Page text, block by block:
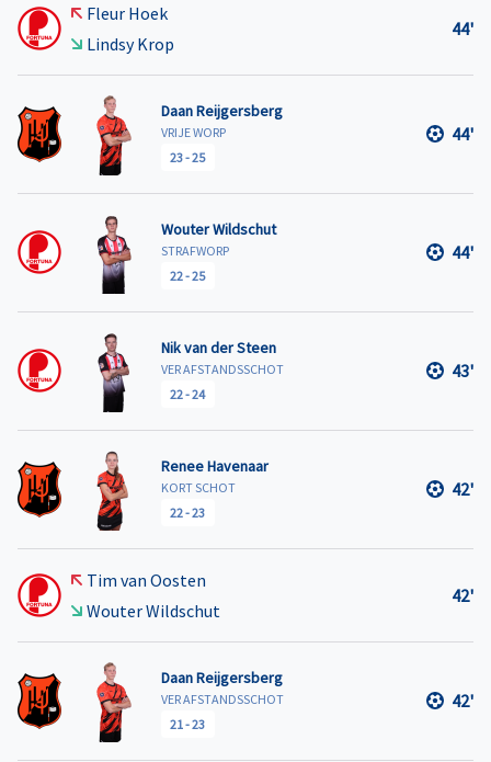
Fleur Hoek
Lindsy Krop
44'
Daan Reijgersberg
VRIJE WORP
23-25
44'
Wouter Wildschut
STRAFWORP
22-25
44'
Nik van der Steen
VER AFSTANDSSCHOT
22-24
43'
Renee Havenaar
KORT SCHOT
22-23
42'
Tim van Oosten
Wouter Wildschut
42'
Daan Reijgersberg
VER AFSTANDSSCHOT
21-23
42'